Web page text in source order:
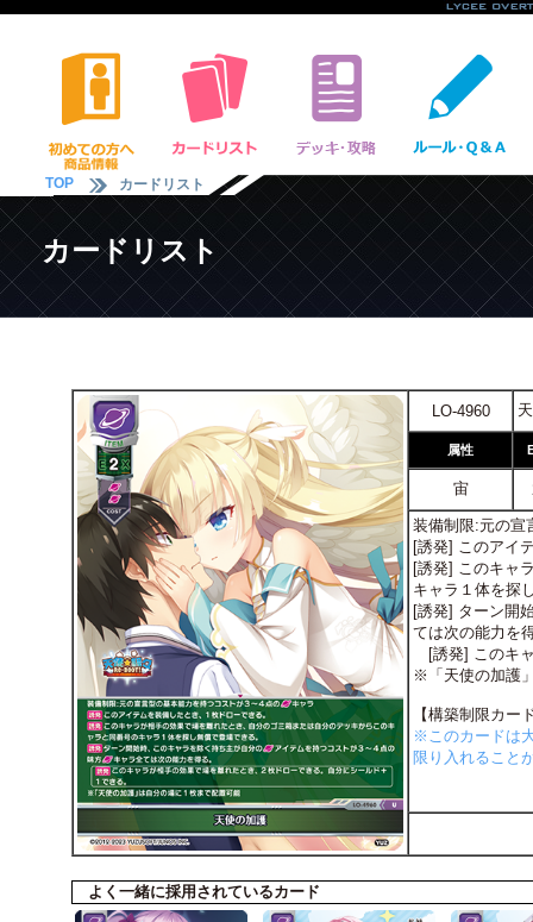
TOP カードリスト
カードリスト
LO-4960
属性
宙
装備制限:元の宣
[誘発] このアイ
[誘発] このキャ
キャラ１体を探
[誘発] ターン開
ては次の能力を
[誘発] このキ
※「天使の加護
【構築制限カー
※このカードは
限り入れること
よく一緒に採用されているカード